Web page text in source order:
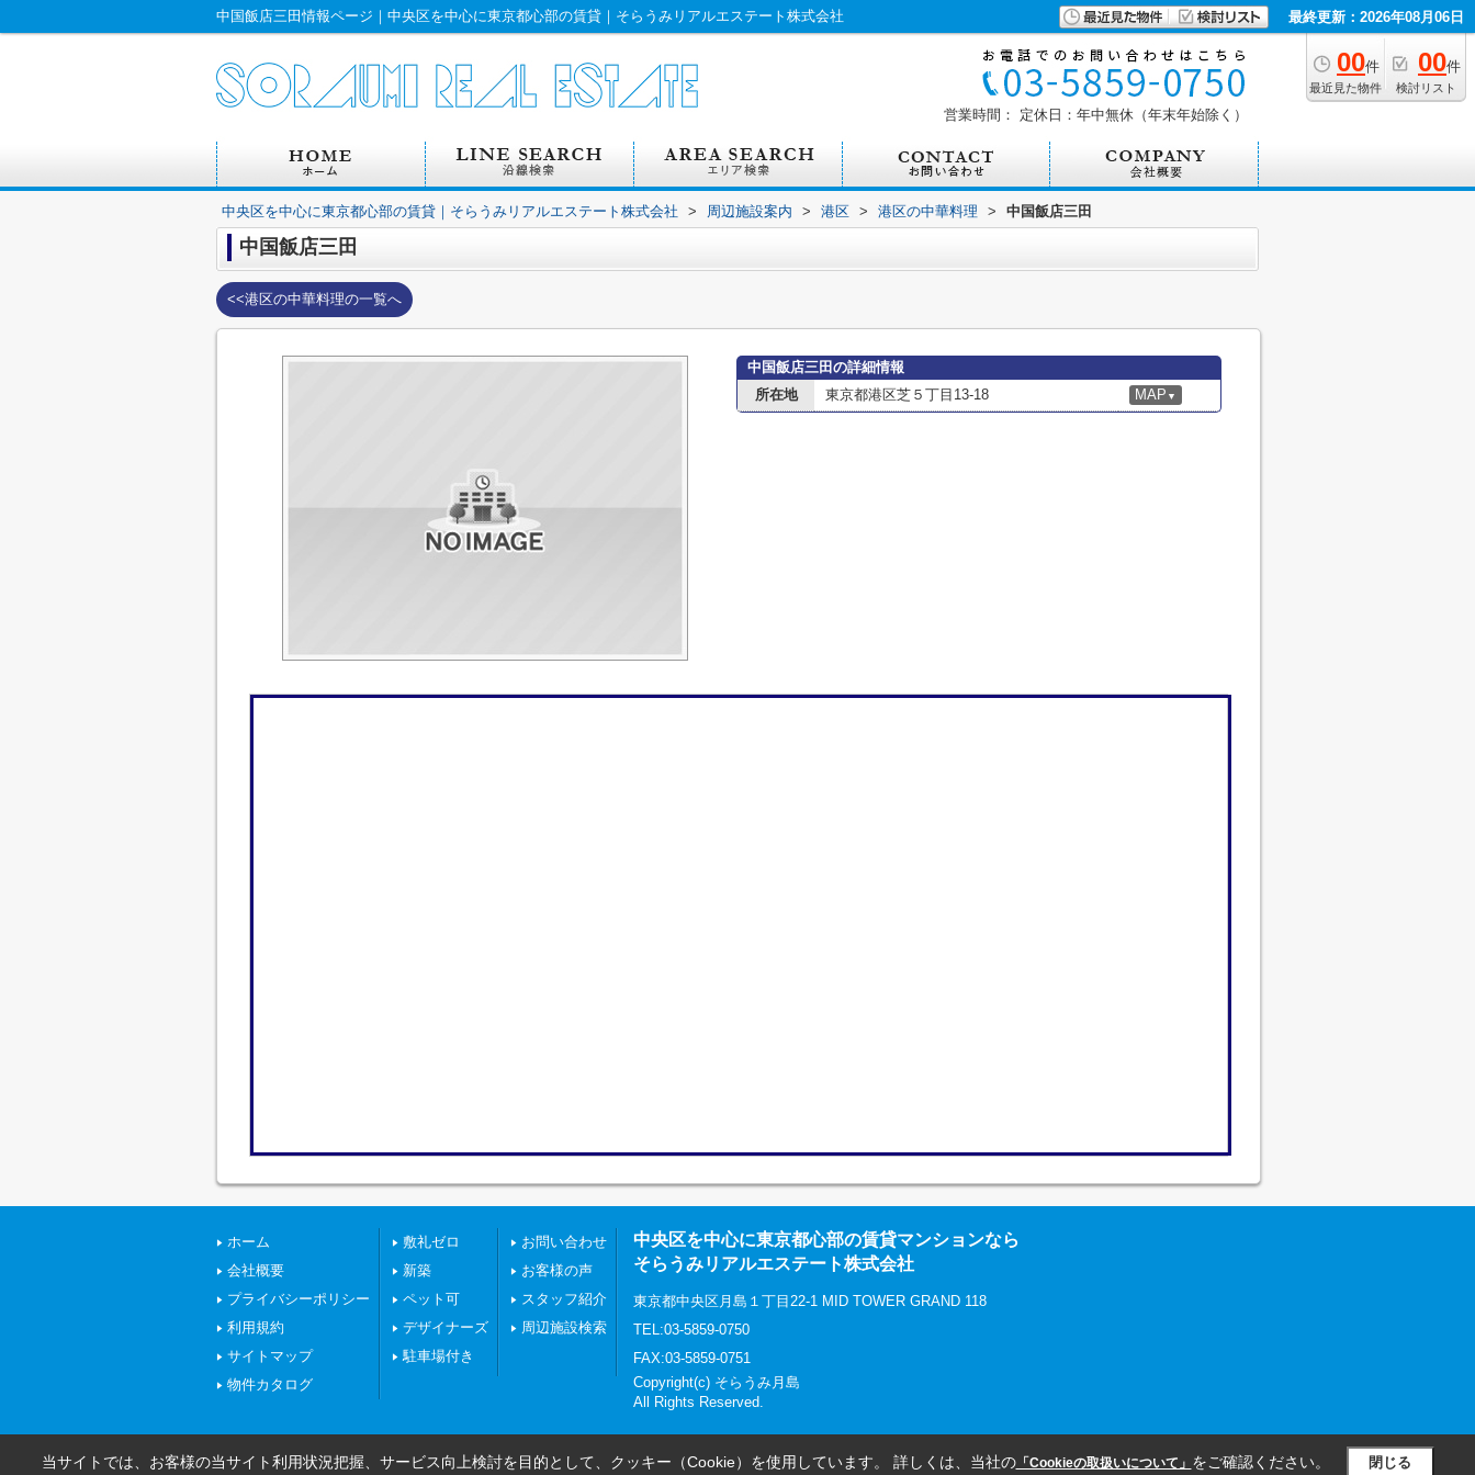
中国飯店三田情報ページ｜中央区を中心に東京都心部の賃貸｜そらうみリアルエステート株式会社 最終更新：2026年08月06日
00件
最近見た物件
00件
検討リスト
営業時間： 定休日：年中無休（年末年始除く）
中央区を中心に東京都心部の賃貸｜そらうみリアルエステート株式会社 > 周辺施設案内 > 港区 > 港区の中華料理 > 中国飯店三田
中国飯店三田
<<港区の中華料理の一覧へ
中国飯店三田の詳細情報
所在地
東京都港区芝５丁目13-18 MAP ▼
ホーム
会社概要
プライバシーポリシー
利用規約
サイトマップ
物件カタログ
敷礼ゼロ
新築
ペット可
デザイナーズ
駐車場付き
お問い合わせ
お客様の声
スタッフ紹介
周辺施設検索
中央区を中心に東京都心部の賃貸マンションなら
そらうみリアルエステート株式会社
東京都中央区月島１丁目22-1 MID TOWER GRAND 118
TEL:03-5859-0750
FAX:03-5859-0751
Copyright(c) そらうみ月島
All Rights Reserved.
当サイトでは、お客様の当サイト利用状況把握、サービス向上検討を目的として、クッキー（Cookie）を使用しています。 詳しくは、当社の「Cookieの取扱いについて」 をご確認ください。 閉じる